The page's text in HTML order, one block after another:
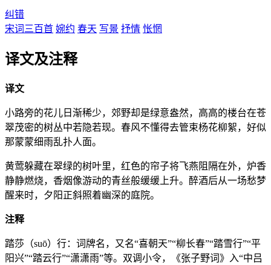
纠错
宋词三百首 婉约 春天 写景 抒情 怅惘
译文及注释
译文
小路旁的花儿日渐稀少，郊野却是绿意盎然，高高的楼台在苍
翠茂密的树丛中若隐若现。春风不懂得去管束杨花柳絮，好似
那蒙蒙细雨乱扑人面。
黄莺躲藏在翠绿的树叶里，红色的帘子将飞燕阻隔在外，炉香
静静燃烧，香烟像游动的青丝般缓缓上升。醉酒后从一场愁梦
醒来时，夕阳正斜照着幽深的庭院。
注释
踏莎（suō）行：词牌名，又名“喜朝天”“柳长春”“踏雪行”“平
阳兴”“踏云行”“潇潇雨”等。双调小令，《张子野词》入“中吕